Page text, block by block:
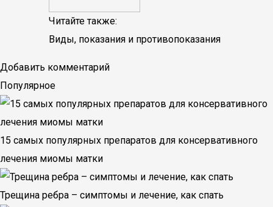
Читайте также:
Виды, показания и противопоказания
Добавить комментарий
Популярное
15 самых популярных препаратов для консервативного
лечения миомы матки
Трещина ребра – симптомы и лечение, как спать